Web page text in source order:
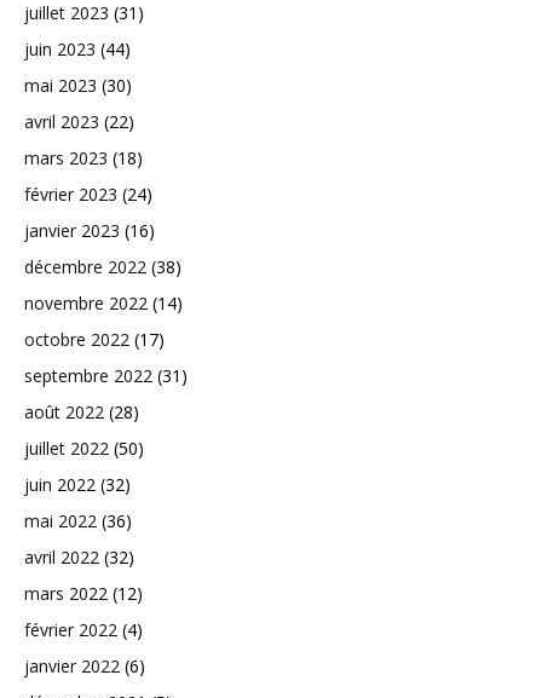
juillet 2023 (31)
juin 2023 (44)
mai 2023 (30)
avril 2023 (22)
mars 2023 (18)
février 2023 (24)
janvier 2023 (16)
décembre 2022 (38)
novembre 2022 (14)
octobre 2022 (17)
septembre 2022 (31)
août 2022 (28)
juillet 2022 (50)
juin 2022 (32)
mai 2022 (36)
avril 2022 (32)
mars 2022 (12)
février 2022 (4)
janvier 2022 (6)